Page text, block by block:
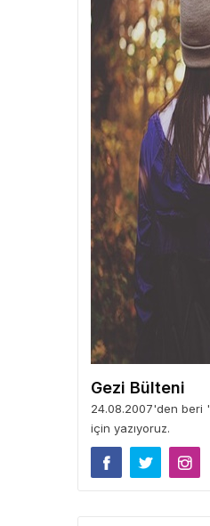
Gezi Bülteni
24.08.2007'den beri
için yazıyoruz.